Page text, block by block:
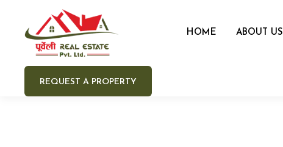
HOME ABOUT US
REQUEST A PROPERTY